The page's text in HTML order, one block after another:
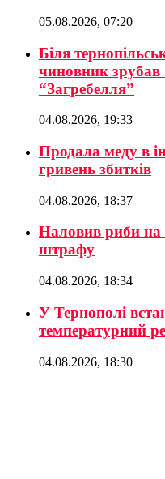
05.08.2026, 07:20
Біля
чиновник зрубав
“Загребелля”
04.08.2026, 19:33
Продала меду в
гривень збитків
04.08.2026, 18:37
Наловив риби на
штрафу
04.08.2026, 18:34
У Тернополі
температурний
04.08.2026, 18:30